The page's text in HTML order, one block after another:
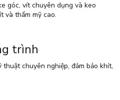
góc, vít chuyên dụng và keo
và thẩm mỹ cao.
trình
chuyên nghiệp, đảm bảo khít,